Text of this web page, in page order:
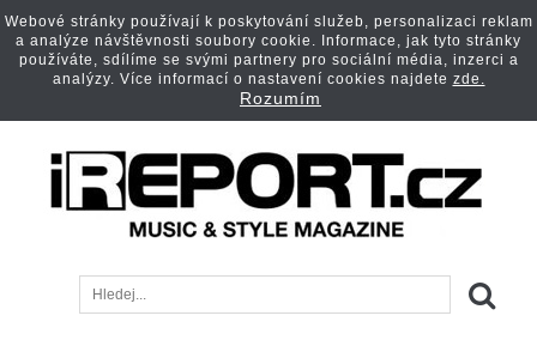
Webové stránky používají k poskytování služeb, personalizaci reklam
a analýze návštěvnosti soubory cookie. Informace, jak tyto stránky
používáte, sdílíme se svými partnery pro sociální média, inzerci a
analýzy. Více informací o nastavení cookies najdete zde.
Rozumím